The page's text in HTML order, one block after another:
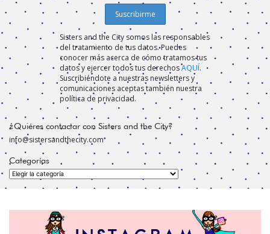
Sisters and the City somos las responsables
del tratamiento de tus datos. Puedes
conocer más acerca de cómo tratamos tus
datos y ejercer todos tus derechosAQUÍ.
Suscribiéndote a nuestras newsletters y
comunicaciones aceptas también nuestra
política de privacidad.
¿Quiéres contactar con Sisters and the City?
info@sistersandthecity.com
Categorías
Categorías